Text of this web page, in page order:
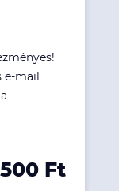
e-mail
Ft